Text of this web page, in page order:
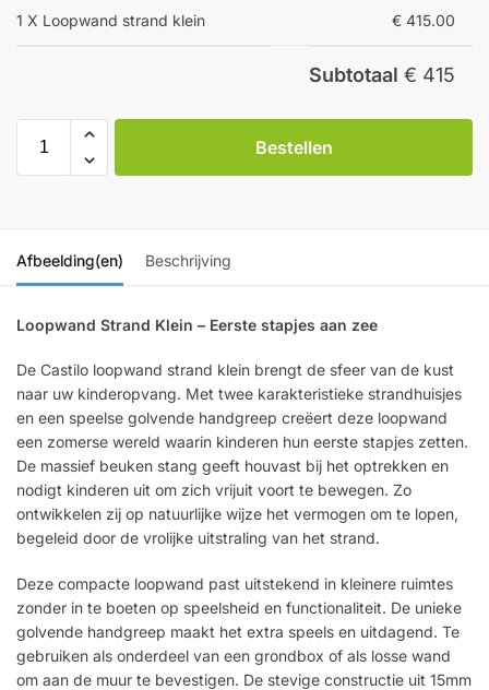
1 X Loopwand strand klein € 415.00
Subtotaal € 415
Bestellen
Afbeelding(en) Beschrijving
Loopwand Strand Klein – Eerste stapjes aan zee
De Castilo loopwand strand klein brengt de sfeer van de kust
naar uw kinderopvang. Met twee karakteristieke strandhuisjes
en een speelse golvende handgreep creëert deze loopwand
een zomerse wereld waarin kinderen hun eerste stapjes zetten.
De massief beuken stang geeft houvast bij het optrekken en
nodigt kinderen uit om zich vrijuit voort te bewegen. Zo
ontwikkelen zij op natuurlijke wijze het vermogen om te lopen,
begeleid door de vrolijke uitstraling van het strand.
Deze compacte loopwand past uitstekend in kleinere ruimtes
zonder in te boeten op speelsheid en functionaliteit. De unieke
golvende handgreep maakt het extra speels en uitdagend. Te
gebruiken als onderdeel van een grondbox of als losse wand
om aan de muur te bevestigen. De stevige constructie uit 15mm